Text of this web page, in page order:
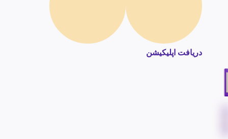
دریافت اپلیکیشن